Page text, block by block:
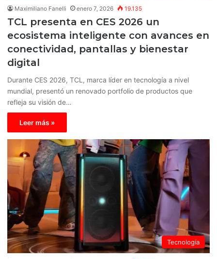
Maximiliano Fanelli enero 7, 2026 19.135
TCL presenta en CES 2026 un
ecosistema inteligente con avances en
conectividad, pantallas y bienestar
digital
Durante CES 2026, TCL, marca líder en tecnología a nivel
mundial, presentó un renovado portfolio de productos que
refleja su visión de…
Leer más »
Tecnología